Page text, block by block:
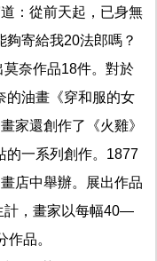
：從前天起，已身無
寄給我20法郎嗎？
奈作品18件。對於
的油畫《穿和服的女
家還創作了《火雞》
的一系列創作。1877
店中舉辦。展出作品
計，畫家以每幅40—
品。